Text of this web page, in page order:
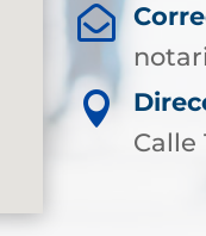


Calle